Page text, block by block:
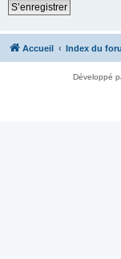
S’enregistrer
Accueil Index du
Développé